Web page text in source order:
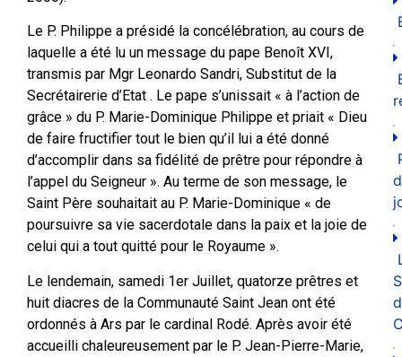
Le P. Philippe a présidé la concélébration, au cours de
laquelle a été lu un message du pape Benoît XVI,
transmis par Mgr Leonardo Sandri, Substitut de la
Secrétairerie d’Etat . Le pape s’unissait « à l’action de
grâce » du P. Marie-Dominique Philippe et priait « Dieu
de faire fructifier tout le bien qu’il lui a été donné
d’accomplir dans sa fidélité de prêtre pour répondre à
l’appel du Seigneur ». Au terme de son message, le
Saint Père souhaitait au P. Marie-Dominique « de
poursuivre sa vie sacerdotale dans la paix et la joie de
celui qui a tout quitté pour le Royaume ».
Le lendemain, samedi 1er Juillet, quatorze prêtres et
huit diacres de la Communauté Saint Jean ont été
ordonnés à Ars par le cardinal Rodé. Après avoir été
accueilli chaleureusement par le P. Jean-Pierre-Marie,